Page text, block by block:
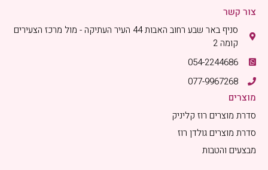
צור קשר
סניף באר שבע רחוב האבות 44 העיר העתיקה - מול מרכז הצעירים
קומה 2
054-2244686
077-9967268
מוצרים
סדרת מוצרים רוז קליניק
סדרת מוצרים גולדן רוז
מבצעים והטבות